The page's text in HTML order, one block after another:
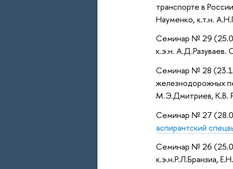
транспорте в
Науменко, к.т.н.
Семинар № 29
к.э.н.
Семинар № 28
железнодорожных
М.Э.Дмитриев, К.В.
Семинар № 27
аспирантский
Семинар № 26
к.э.н.Р.Л.Бранзиа,